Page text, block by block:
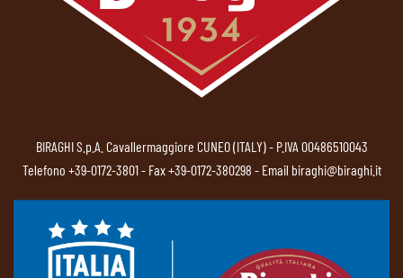
BIRAGHI S.p.A. Cavallermaggiore CUNEO (ITALY) - P.IVA 00486510043
Telefono +39-0172-3801- Fax +39-0172-380298 - Email biraghi@biraghi.it